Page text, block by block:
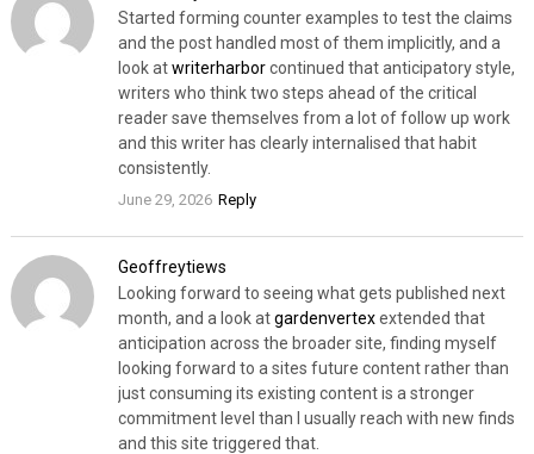
Started forming counter examples to test the claims
and the post handled most of them implicitly, and a
look atwriterharborcontinued that anticipatory style,
writers who think two steps ahead of the critical
reader save themselves from a lot of follow up work
and this writer has clearly internalised that habit
consistently.
June 29, 2026 Reply
Geoffreytiews
Looking forward to seeing what gets published next
month, and a look atgardenvertexextended that
anticipation across the broader site, finding myself
looking forward to a sites future content rather than
just consuming its existing content is a stronger
commitment level than I usually reach with new finds
and this site triggered that.